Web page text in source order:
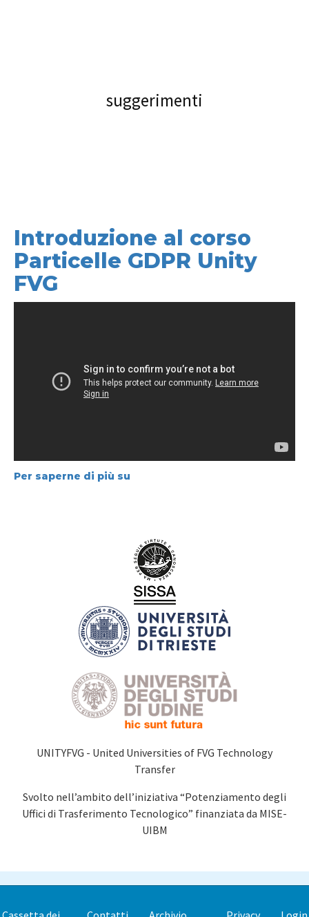
suggerimenti
Introduzione al corso
Particelle GDPR Unity
FVG
Per saperne di più su
UNITYFVG - United Universities of FVG Technology
Transfer
Svolto nell’ambito dell’iniziativa “Potenziamento degli
Uffici di Trasferimento Tecnologico” finanziata da MISE-
UIBM